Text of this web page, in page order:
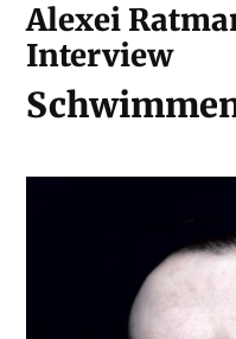
Alexei
Interview